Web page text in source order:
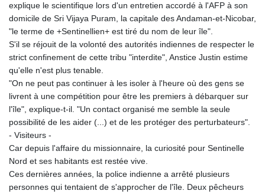
explique le scientifique lors d'un entretien accordé à l'AFP à son
domicile de Sri Vijaya Puram, la capitale des Andaman-et-Nicobar,
"le terme de +Sentinellien+ est tiré du nom de leur île".
S'il se réjouit de la volonté des autorités indiennes de respecter le
strict confinement de cette tribu "interdite", Anstice Justin estime
qu'elle n'est plus tenable.
"On ne peut pas continuer à les isoler à l'heure où des gens se
livrent à une compétition pour être les premiers à débarquer sur
l'île", explique-t-il. "Un contact organisé me semble la seule
possibilité de les aider (...) et de les protéger des perturbateurs".
- Visiteurs -
Car depuis l'affaire du missionnaire, la curiosité pour Sentinelle
Nord et ses habitants est restée vive.
Ces dernières années, la police indienne a arrêté plusieurs
personnes qui tentaient de s'approcher de l'île. Deux pêcheurs